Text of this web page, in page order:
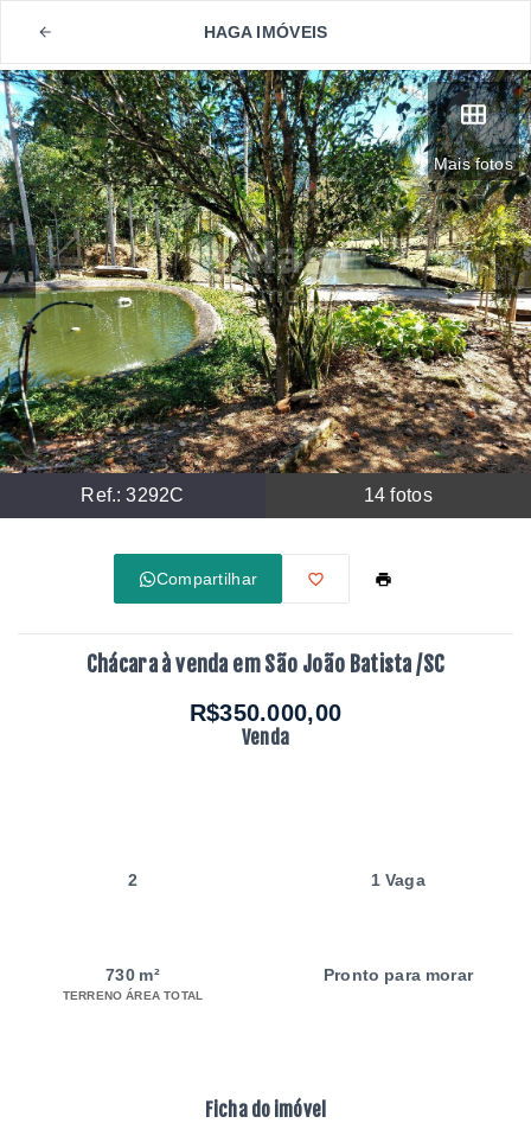
HAGA IMÓVEIS
Mais fotos
Ref.:3292C 14 fotos
Compartilhar
Chácara à venda em São João Batista /SC
R$350.000,00
Venda
2 1 Vaga
730 m²
TERRENO ÁREA TOTAL
Pronto para morar
Ficha do imóvel